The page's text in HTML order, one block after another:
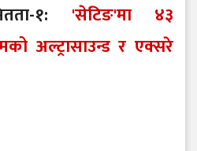
१: 'सेटिङ'मा ४३
अल्ट्रासाउन्ड र एक्सरे